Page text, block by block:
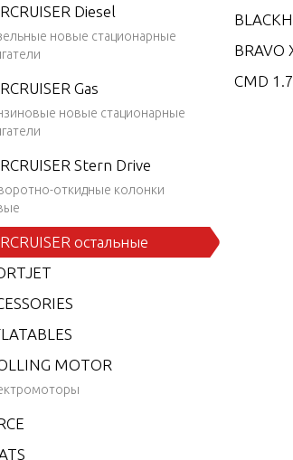
Diesel
новые стационарные
Gas
новые стационарные
Stern Drive
откидные колонки
остальные
MOTOR
BRAVO
CMD
CMD